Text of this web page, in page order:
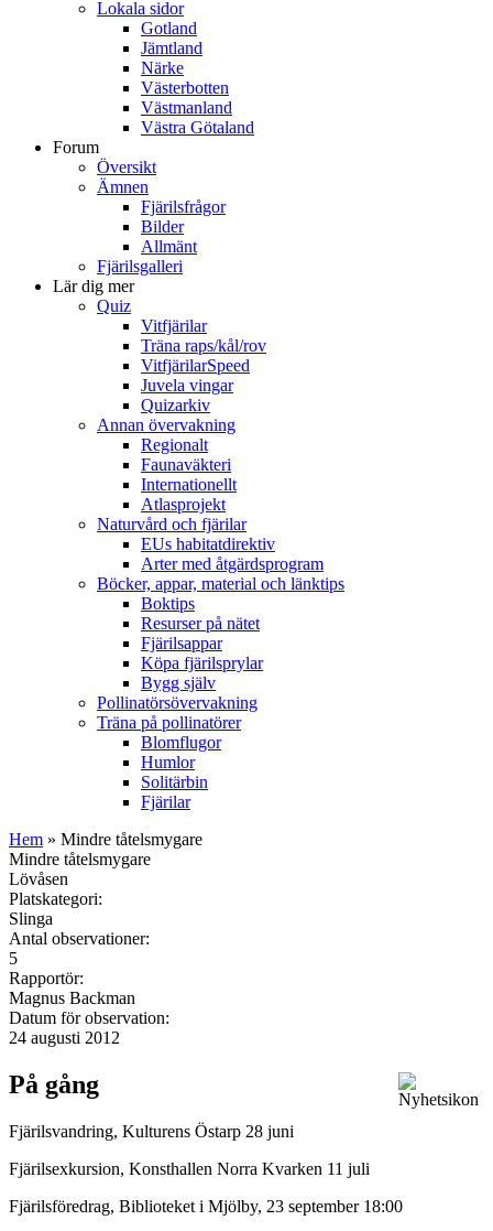
Lokala sidor
Gotland
Jämtland
Närke
Västerbotten
Västmanland
Västra Götaland
Forum
Översikt
Ämnen
Fjärilsfrågor
Bilder
Allmänt
Fjärilsgalleri
Lär dig mer
Quiz
Vitfjärilar
Träna raps/kål/rov
VitfjärilarSpeed
Juvela vingar
Quizarkiv
Annan övervakning
Regionalt
Faunaväkteri
Internationellt
Atlasprojekt
Naturvård och fjärilar
EUs habitatdirektiv
Arter med åtgärdsprogram
Böcker, appar, material och länktips
Boktips
Resurser på nätet
Fjärilsappar
Köpa fjärilsprylar
Bygg själv
Pollinatörsövervakning
Träna på pollinatörer
Blomflugor
Humlor
Solitärbin
Fjärilar
Hem » Mindre tåtelsmygare
Mindre tåtelsmygare
Lövåsen
Platskategori:
Slinga
Antal observationer:
5
Rapportör:
Magnus Backman
Datum för observation:
24 augusti 2012
På gång
Fjärilsvandring, Kulturens Östarp 28 juni
Fjärilsexkursion, Konsthallen Norra Kvarken 11 juli
Fjärilsföredrag, Biblioteket i Mjölby, 23 september 18:00